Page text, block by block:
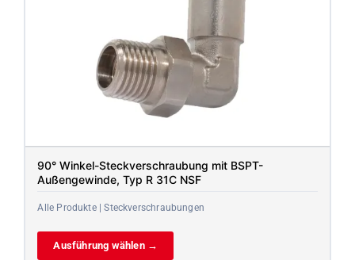
90° Winkel-Steckverschraubung mit BSPT-
Außengewinde, Typ R 31C NSF
Alle Produkte | Steckverschraubungen
Ausführung wählen →